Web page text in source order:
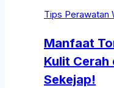
Tips Perawatan
Manfaat
Kulit Cerah
Sekejap!